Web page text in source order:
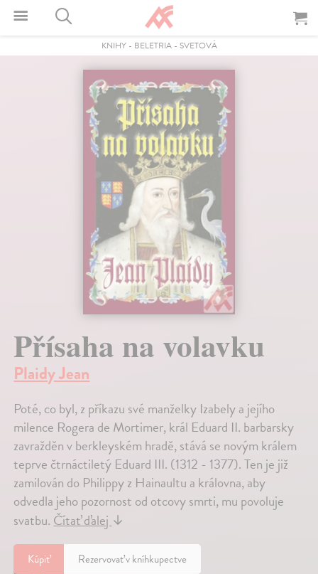
KNIHY- BELETRIA- SVETOVÁ
Přísaha na volavku
Plaidy Jean
Poté, co byl, z příkazu své manželky Izabely a jejího
milence Rogera de Mortimer, král Eduard II. barbarsky
zavražděn v berkleyském hradě, stává se novým králem
teprve čtrnáctiletý Eduard III. (1312 - 1377). Ten je již
zamilován do Philippy z Hainaultu a královna, aby
odvedla jeho pozornost od otcovy smrti, mu povoluje
svatbu.Čítať ďalej↓
Kúpiť Rezervovať v kníhkupectve